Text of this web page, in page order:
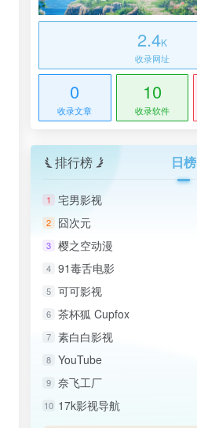
2.4K
收录网址
0
收录文章
10
收录软件
排行榜 日榜
1 宅男影视
2 囧次元
3 樱之空动漫
4 91毒舌电影
5 可可影视
6 茶杯狐 Cupfox
7 素白白影视
8 YouTube
9 奈飞工厂
10 17k影视导航